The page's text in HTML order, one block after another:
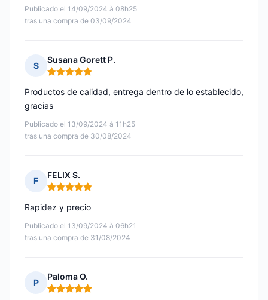
Publicado el 14/09/2024 à 08h25
tras una compra de 03/09/2024
S
Susana Gorett P.
Nota: 5 de 5
Publicado el 13/09/2024 à 11h25
tras una compra de 30/08/2024
Productos de calidad, entrega dentro de lo establecido,
gracias
F
FELIX S.
Nota: 5 de 5
Publicado el 13/09/2024 à 06h21
tras una compra de 31/08/2024
Rapidez y precio
P
Paloma O.
Nota: 5 de 5